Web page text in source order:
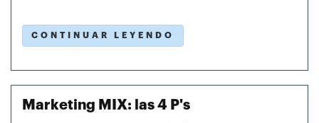
CONTINUAR LEYENDO
Marketing MIX: las 4 P's